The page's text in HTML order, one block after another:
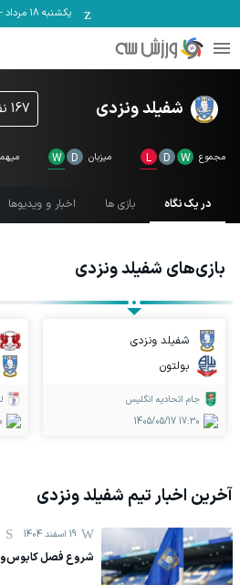
یکشنبه ۱۸ مرداد -
شفیلد ونزدی 167
در یک نگاه بازی ها اخبار و ویدیوها
مجموع W
D
L میزبان D
W
بازی‌های شفیلد ونزدی
شفیلد ونزدی
بولتون
جام اتحادیه انگلیس
1405/05/17 17:30
آخرین اخبار تیم شفیلد ونزدی
19 اسفند 1404
شروع فصل کابوس‌وار ونزدی با